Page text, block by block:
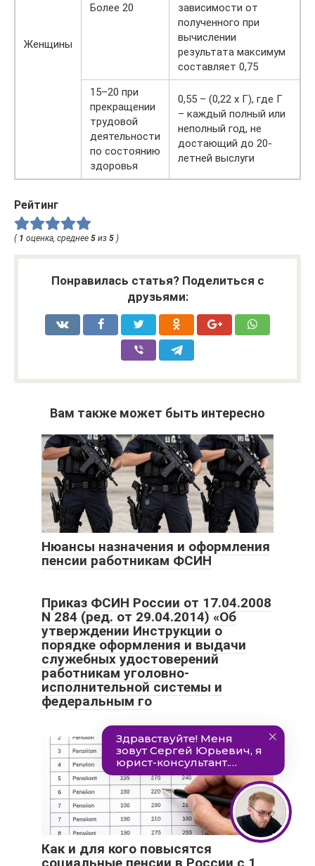
Женщины
Более 20
зависимости от
полученного при
вычислении
результата максимум
составляет 0,75
15–20 при
прекращении
трудовой
деятельности
по состоянию
здоровья
0,55 – (0,22 х Г), где Г
– каждый полный или
неполный год, не
достающий до 20-
летней выслуги
Рейтинг
( 1 оценка, среднее 5 из 5 )
Понравилась статья? Поделиться с
друзьями:
Вам также может быть интересно
Нюансы назначения и оформления
пенсии работникам ФСИН
Приказ ФСИН России от 17.04.2008
N 284 (ред. от 29.04.2014) «Об
утверждении Инструкции о
порядке оформления и выдачи
служебных удостоверений
работникам уголовно-
исполнительной системы и
федеральным го
Как и для кого повысятся
социальные пенсии в России с 1